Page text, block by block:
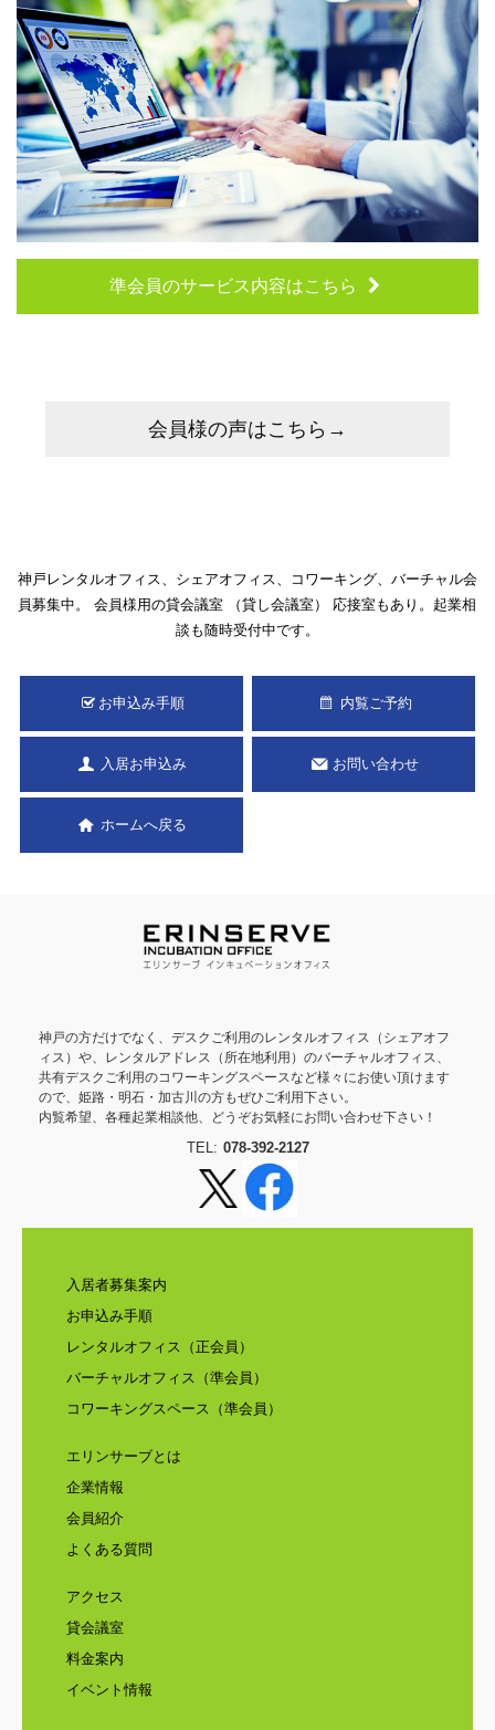
準会員のサービス内容はこちら
会員様の声はこちら→
神戸レンタルオフィス、シェアオフィス、コワーキング、バーチャル会
員募集中。
会員様用の貸会議室 （貸し会議室） 応接室もあり。起業相
談も随時受付中です。
お申込み手順 内覧ご予約
入居お申込み お問い合わせ
ホームへ戻る
神戸の方だけでなく、デスクご利用のレンタルオフィス（シェアオフ
ィス）や、レンタルアドレス（所在地利用）のバーチャルオフィス、
共有デスクご利用のコワーキングスペースなど様々にお使い頂けます
ので、姫路・明石・加古川の方もぜひご利用下さい。
内覧希望、各種起業相談他、どうぞお気軽にお問い合わせ下さい！
TEL: 078-392-2127
入居者募集案内
お申込み手順
レンタルオフィス（正会員）
バーチャルオフィス（準会員）
コワーキングスペース（準会員）
エリンサーブとは
企業情報
会員紹介
よくある質問
アクセス
貸会議室
料金案内
イベント情報